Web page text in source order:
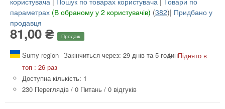
параметрах (В обраному у 2 користувачів) (382)| Придбано у
продавця
81,00 ₴ Продаж
Sumy region Закінчиться через: 29 днів та 5 годинПіднято в
топ : 26 раз
Доступна кількість: 1
230 Переглядів / 0 Питань / 0 відгуків